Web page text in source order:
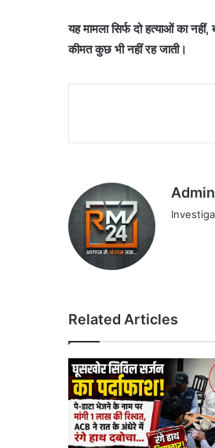
यह मामला सिर्फ दो हत्याओं का
कीमत कुछ भी नहीं रह जाती।
Related Articles